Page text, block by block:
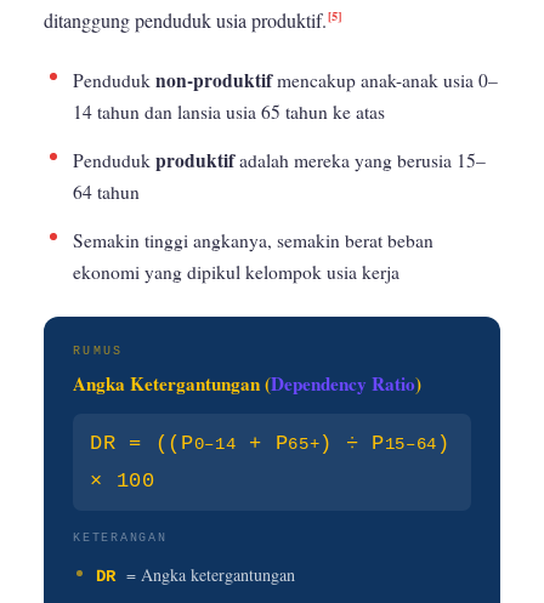
ditanggung penduduk usia produktif.[5]
Penduduk non-produktifmencakup anak-anak usia 0–
14 tahun dan lansia usia 65 tahun ke atas
Penduduk produktifadalah mereka yang berusia 15–
64 tahun
Semakin tinggi angkanya, semakin berat beban
ekonomi yang dipikul kelompok usia kerja
RUMUS
Angka Ketergantungan (Dependency Ratio)
DR = ((P0–14 + P65+) ÷ P15–64 )
× 100
KETERANGAN
DR= Angka ketergantungan